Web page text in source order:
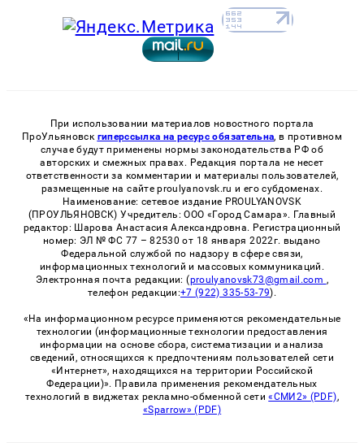
При использовании материалов новостного портала
ПроУльяновск гиперссылка на ресурс обязательна, в противном
случае будут применены нормы законодательства РФ об
авторских и смежных правах. Редакция портала не несет
ответственности за комментарии и материалы пользователей,
размещенные на сайте proulyanovsk.ru и его субдоменах.
Наименование: сетевое издание PROULYANOVSK
(ПРОУЛЬЯНОВСК) Учредитель: ООО «Город Самара». Главный
редактор: Шарова Анастасия Александровна. Регистрационный
номер: ЭЛ № ФС 77 – 82530 от 18 января 2022г. выдано
Федеральной службой по надзору в сфере связи,
информационных технологий и массовых коммуникаций.
Электронная почта редакции: (proulyanovsk73@gmail.com ,
телефон редакции:+7 (922) 335-53-79).
«На информационном ресурсе применяются рекомендательные
технологии (информационные технологии предоставления
информации на основе сбора, систематизации и анализа
сведений, относящихся к предпочтениям пользователей сети
«Интернет», находящихся на территории Российской
Федерации)». Правила применения рекомендательных
технологий в виджетах рекламно-обменной сети«СМИ2» (PDF),
«Sparrow» (PDF)